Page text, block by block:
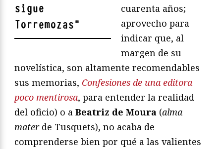
sigue
Torremozas"
cuarenta años;
aprovecho para
indicar que, al
margen de su
novelística, son altamente recomendables
sus memorias, Confesiones de una editora
poco mentirosa, para entender la realidad
del oficio) o a Beatriz de Moura (alma
materde Tusquets), no acaba de
comprenderse bien por qué a las valientes